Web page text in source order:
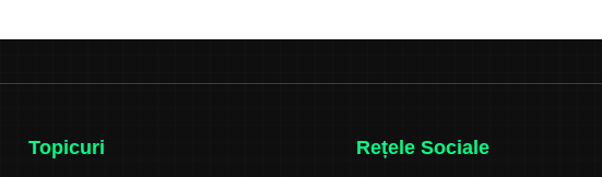
Topicuri Rețele Sociale